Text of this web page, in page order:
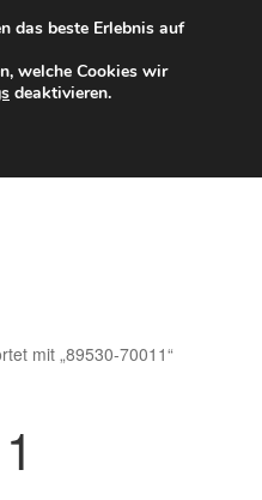
ab 6 EUR
0175 7465658
mit „89530-70011“
das beste Erlebnis auf
welche Cookies wir
deaktivieren.